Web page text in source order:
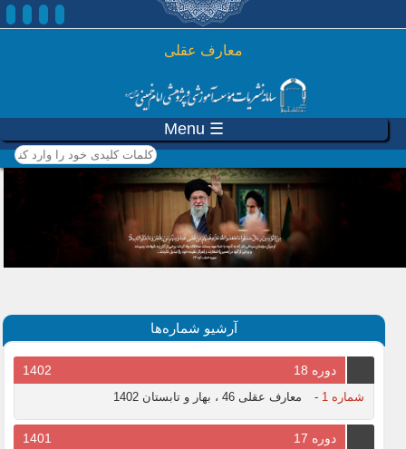
رفتن به محتوای اصلی
معارف عقلی
☰ Menu
کلمات کلیدی خود را وارد
کنید
آرشیو شماره‌ها
دوره 18 1402
شماره 1 - معارف عقلی 46 ، بهار و تابستان 1402
دوره 17
1401